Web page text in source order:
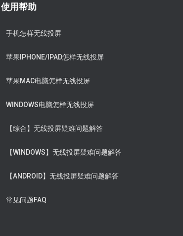
使用帮助
手机怎样无线投屏
苹果IPHONE/IPAD怎样无线投屏
苹果MAC电脑怎样无线投屏
WINDOWS电脑怎样无线投屏
【综合】无线投屏疑难问题解答
【WINDOWS】无线投屏疑难问题解答
【ANDROID】无线投屏疑难问题解答
常见问题FAQ